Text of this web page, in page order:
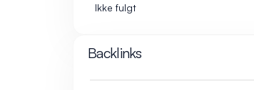
Ikke fulgt
Backlinks